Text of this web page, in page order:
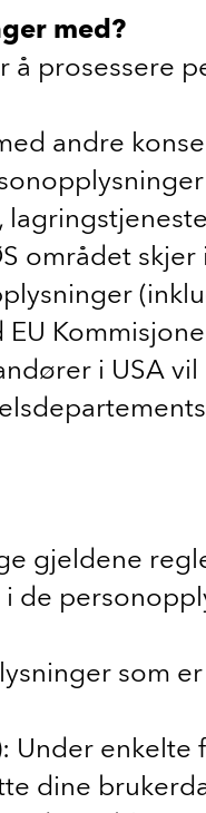
med?
å prosessere
andre
området
i USA
gjeldene
de
som
Under
dine